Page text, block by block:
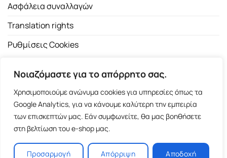
Νοιαζόμαστε για το απόρρητο σας.
Χρησιμοποιούμε ανώνυμα cookies για υπηρεσίες όπως τα
Google Analytics, για να κάνουμε καλύτερη την εμπειρία
των επισκεπτών μας. Εάν συμφωνείτε, θα μας βοηθήσετε
στη βελτίωση του e-shop μας.
Προσαρμογή Απόρριψη Αποδοχή
Ασφάλεια συναλλαγών
Translation rights
Ρυθμίσεις Cookies
Copyright 2026 ©Εκδοτικός Οίκος Α.Α. Λιβάνη| All rights
reserved.
Σόλωνος 98, 10680 Αθήνα | Τ:2103661200- F: 2103617791